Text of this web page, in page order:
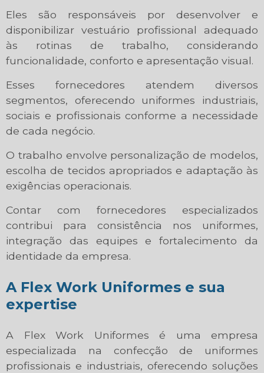
Eles são responsáveis por desenvolver e
disponibilizar vestuário profissional adequado
às rotinas de trabalho, considerando
funcionalidade, conforto e apresentação visual.
Esses fornecedores atendem diversos
segmentos, oferecendo uniformes industriais,
sociais e profissionais conforme a necessidade
de cada negócio.
O trabalho envolve personalização de modelos,
escolha de tecidos apropriados e adaptação às
exigências operacionais.
Contar com fornecedores especializados
contribui para consistência nos uniformes,
integração das equipes e fortalecimento da
identidade da empresa.
A Flex Work Uniformes e sua
expertise
A Flex Work Uniformes é uma empresa
especializada na confecção de uniformes
profissionais e industriais, oferecendo soluções